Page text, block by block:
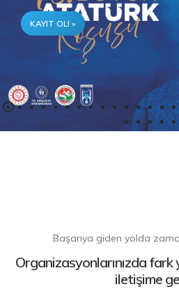
KAYIT OL! »
Başarıya giden yolda
Organizasyonlarınızda
iletişime